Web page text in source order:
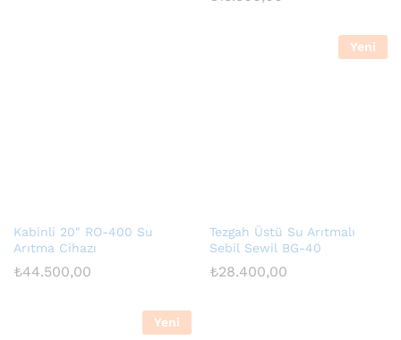
Kabinli 20″ RO-400 Su
Arıtma Cihazı
₺44.500,00
Yeni
Tezgah Üstü Su Arıtmalı
Sebil Sewil BG-40
₺28.400,00
Yeni